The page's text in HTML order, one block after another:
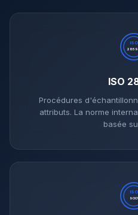
ISO
ISO
Procédures
attributs. La norme
basée
ISO
9001